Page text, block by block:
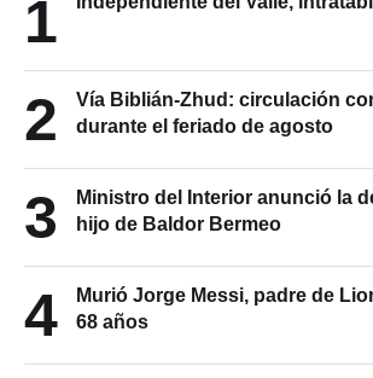
1
2
Vía Biblián-Zhud: circulación
durante el feriado de agosto
3
Ministro del Interior anunció la
hijo de Baldor Bermeo
4
Murió Jorge Messi, padre de
68 años